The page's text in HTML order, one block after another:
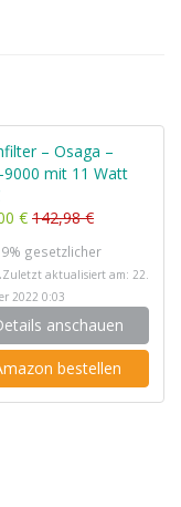
– Osaga –
9000 mit 11 Watt
€ 142,98 €
gesetzlicher
Zuletzt aktualisiert am: 22.
2022 0:03
anschauen
bestellen